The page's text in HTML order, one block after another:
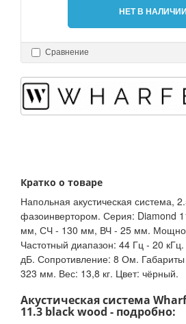
НЕТ В НАЛИЧИИ
Сравнение
Кратко о товаре
Напольная акустическая система,
фазоинвертором. Серия: Diamond
мм, СЧ - 130 мм, ВЧ - 25 мм.
Частотный диапазон: 44 Гц - 20 кГц.
дБ. Сопротивление: 8 Ом.
323 мм. Вес: 13,8 кг. Цвет: чёрный.
Акустическая система
11.3 black wood - подробно: